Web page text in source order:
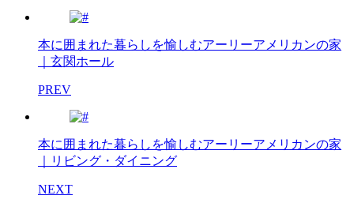
本に囲まれた暮らしを愉しむアーリーアメリカンの家
｜玄関ホール
PREV
本に囲まれた暮らしを愉しむアーリーアメリカンの家
｜リビング・ダイニング
NEXT